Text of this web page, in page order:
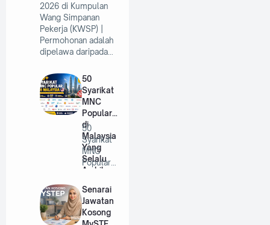
2026 di Kumpulan
Wang Simpanan
Pekerja (KWSP) |
Permohonan adalah
dipelawa daripada…
50
Syarikat
MNC
Popular
di
Malaysia
Yang
Selalu
Ambil
Tahun
2026
50
Syarikat
MNC
Popular
Malaysia
Yang
Selalu
A…
Senarai
Jawatan
Kosong